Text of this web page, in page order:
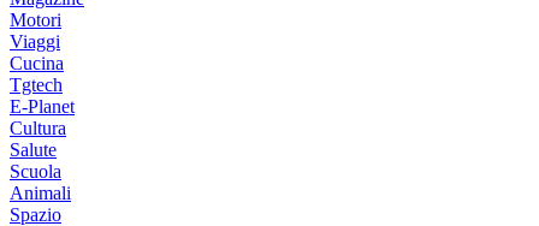
Motori
Viaggi
Cucina
Tgtech
E-Planet
Cultura
Salute
Scuola
Animali
Spazio